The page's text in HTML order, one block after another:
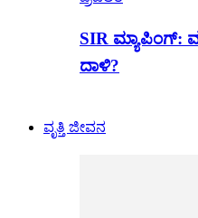
SIR ಮ್ಯಾಪಿಂಗ್:
ದಾಳಿ?
ವೃತ್ತಿ ಜೀವನ